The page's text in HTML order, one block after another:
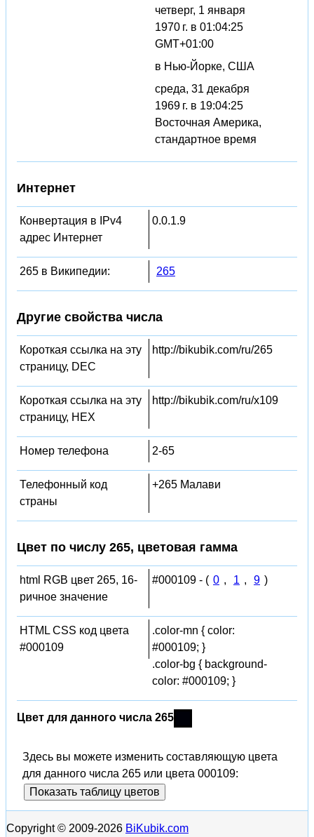
четверг, 1 января
1970 г. в 01:04:25
GMT+01:00
в Нью-Йорке, США
среда, 31 декабря
1969 г. в 19:04:25
Восточная Америка,
стандартное время
Интернет
Конвертация в IPv4
адрес Интернет
0.0.1.9
265 в Википедии: 265
Другие свойства числа
Короткая ссылка на эту
страницу, DEC
http://bikubik.com/ru/265
Короткая ссылка на эту
страницу, HEX
http://bikubik.com/ru/x109
Номер телефона 2-65
Телефонный код
страны
+265 Малави
Цвет по числу 265, цветовая гамма
html RGB цвет 265, 16-
ричное значение
#000109 - ( 0 , 1 , 9 )
HTML CSS код цвета
#000109
.color-mn { color:
#000109; }
.color-bg { background-
color: #000109; }
Цвет для данного числа 265
Здесь вы можете изменить составляющую цвета
для данного числа 265 или цвета 000109:
Показать таблицу цветов
Copyright © 2009-2026 BiKubik.com